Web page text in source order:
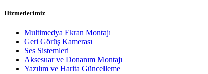
Hizmetlerimiz
Multimedya Ekran Montajı
Geri Görüş Kamerası
Ses Sistemleri
Aksesuar ve Donanım Montajı
Yazılım ve Harita Güncelleme